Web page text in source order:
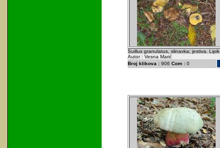
Suillus granulatus, slinavka; jestiva. Lipik
Autor : Vesna Marić
Broj klikova :906 Com :0